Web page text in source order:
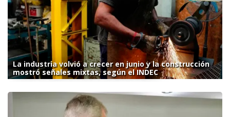
La industria volvió a crecer en junio y la construcción
mostró señales mixtas, según el INDEC